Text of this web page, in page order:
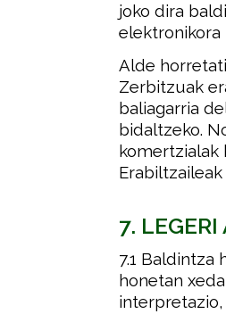
joko dira
elektronikora
Alde
Zerbitzuak
baliagarria
bidaltzeko.
komertzialak
7.
7.1 Baldintza
honetan